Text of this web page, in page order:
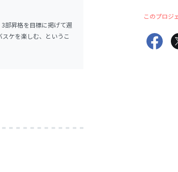
部昇格を目標に掲げて週
ケを楽しむ、というこ
このプロジ